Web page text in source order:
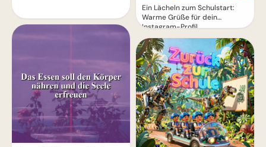
Ein Lächeln zum Schulstart:
Warme Grüße für dein
Instagram-Profil